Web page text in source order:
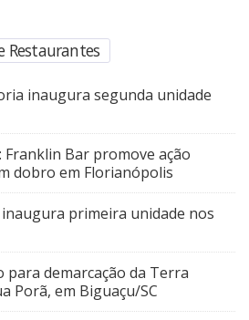
Restaurantes
inaugura segunda unidade
Franklin Bar promove ação
dobro em Florianópolis
primeira unidade nos
demarcação da Terra
Porã, em Biguaçu/SC